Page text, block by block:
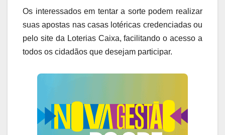
Os interessados em tentar a sorte podem realizar
suas apostas nas casas lotéricas credenciadas ou
pelo site da Loterias Caixa, facilitando o acesso a
todos os cidadãos que desejam participar.